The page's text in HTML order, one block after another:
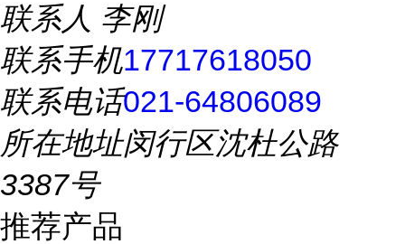
联系人 李刚
联系手机17717618050
联系电话021-64806089
所在地址闵行区沈杜公路
3387号
推荐产品